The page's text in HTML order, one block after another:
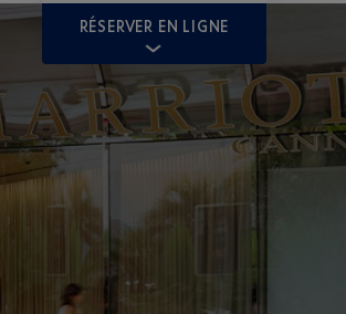
RÉSERVER EN LIGNE